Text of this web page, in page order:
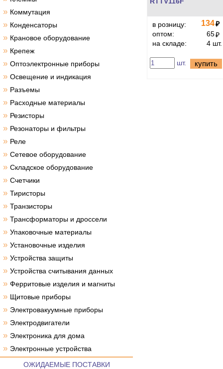
» Коммутация
» Конденсаторы
» Крановое оборудование
» Крепеж
» Оптоэлектронные приборы
» Освещение и индикация
» Разъемы
» Расходные материалы
» Резисторы
» Резонаторы и фильтры
» Реле
» Сетевое оборудование
» Складское оборудование
» Счетчики
» Тиристоры
» Транзисторы
» Трансформаторы и дроссели
» Упаковочные материалы
» Установочные изделия
» Устройства защиты
» Устройства считывания данных
» Ферритовые изделия и магниты
» Щитовые приборы
» Электровакуумные приборы
» Электродвигатели
» Электроника для дома
» Электронные устройства
ОЖИДАЕМЫЕ ПОСТАВКИ
в розницу: 134₽
оптом:
65₽
на складе:
4 шт.
шт. купить